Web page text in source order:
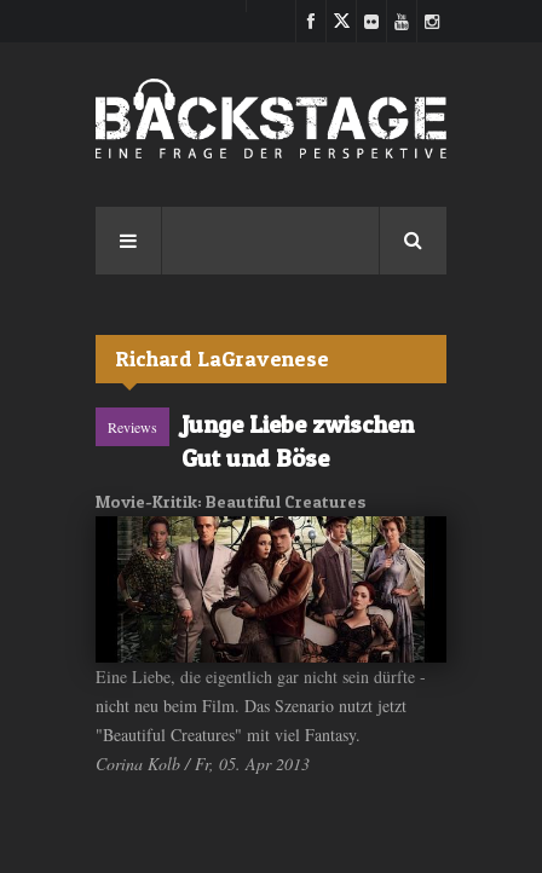
Richard LaGravenese
Reviews
Junge Liebe zwischen
Gut und Böse
Movie-Kritik: Beautiful Creatures
Eine Liebe, die eigentlich gar nicht sein dürfte -
nicht neu beim Film. Das Szenario nutzt jetzt
"Beautiful Creatures" mit viel Fantasy.
Corina Kolb / Fr, 05. Apr 2013